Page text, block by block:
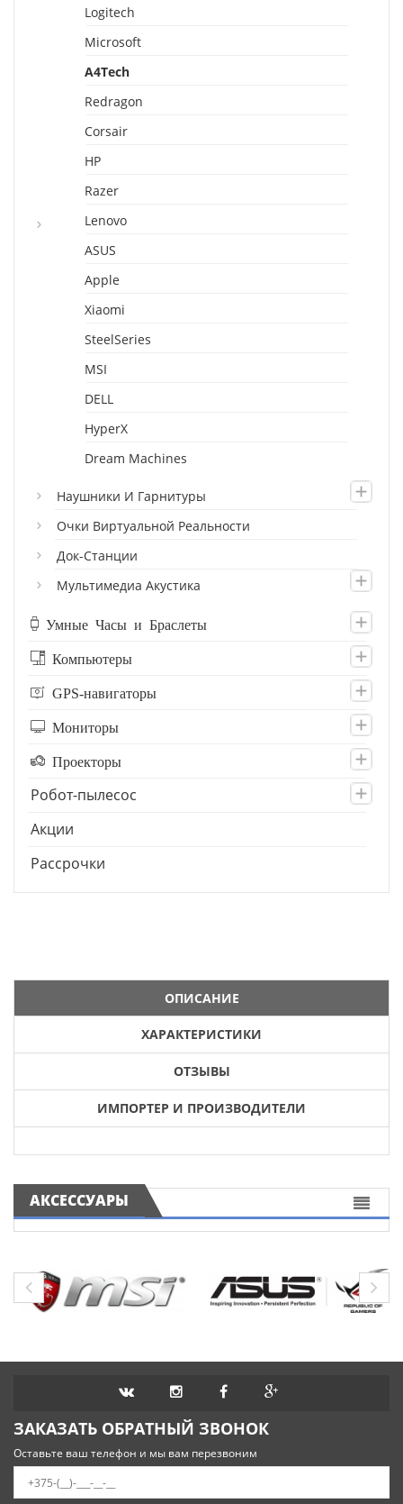
Logitech
Microsoft
A4Tech
Redragon
Corsair
HP
Razer
Lenovo
ASUS
Apple
Xiaomi
SteelSeries
MSI
DELL
HyperX
Dream Machines
Наушники И Гарнитуры
Очки Виртуальной Реальности
Док-Станции
Мультимедиа Акустика
Умные Часы и Браслеты
Компьютеры
GPS-навигаторы
Мониторы
Проекторы
Робот-пылесос
Акции
Рассрочки
ОПИСАНИЕ
ХАРАКТЕРИСТИКИ
ОТЗЫВЫ
ИМПОРТЕР И ПРОИЗВОДИТЕЛИ
АКСЕССУАРЫ
ЗАКАЗАТЬ ОБРАТНЫЙ ЗВОНОК
Оставьте ваш телефон и мы вам перезвоним